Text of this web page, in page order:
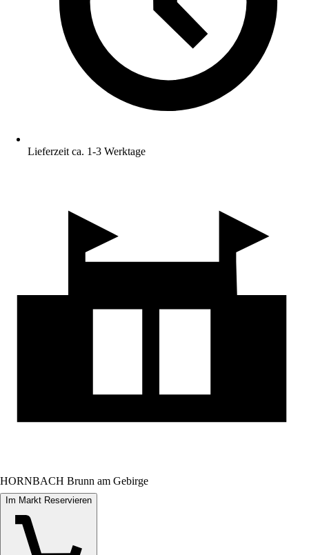
Lieferzeit ca. 1-3 Werktage
HORNBACH Brunn am Gebirge
Im Markt Reservieren